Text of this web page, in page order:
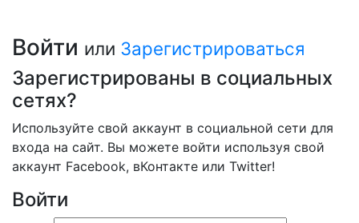
Войти или Зарегистрироваться
Зарегистрированы в социальных
сетях?
Используйте свой аккаунт в социальной сети для
входа на сайт. Вы можете войти используя свой
аккаунт Facebook, вКонтакте или Twitter!
Войти